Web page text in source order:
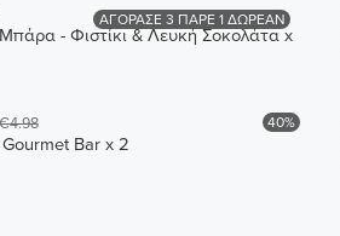
ΑΓΟΡΑΣΕ 3 ΠΑΡΕ 1 ΔΩΡΕΑΝ
- Φιστίκι & Λευκή Σοκολάτα x
40%
Bar x 2